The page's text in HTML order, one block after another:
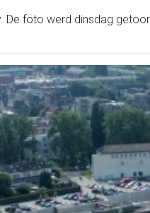
foto werd dinsdag